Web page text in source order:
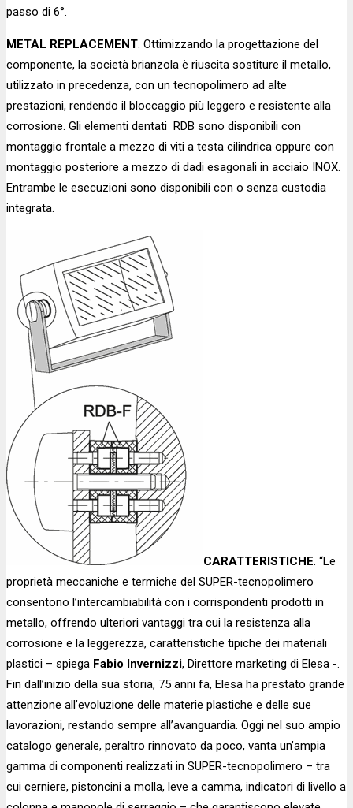
passo di 6°.
METAL REPLACEMENT. Ottimizzando la progettazione del
componente, la società brianzola è riuscita sostiture il metallo,
utilizzato in precedenza, con un tecnopolimero ad alte
prestazioni, rendendo il bloccaggio più leggero e resistente alla
corrosione. Gli elementi dentati RDB sono disponibili con
montaggio frontale a mezzo di viti a testa cilindrica oppure con
montaggio posteriore a mezzo di dadi esagonali in acciaio INOX.
Entrambe le esecuzioni sono disponibili con o senza custodia
integrata.
CARATTERISTICHE. “Le
proprietà meccaniche e termiche del SUPER-tecnopolimero
consentono l’intercambiabilità con i corrispondenti prodotti in
metallo, offrendo ulteriori vantaggi tra cui la resistenza alla
corrosione e la leggerezza, caratteristiche tipiche dei materiali
plastici – spiega Fabio Invernizzi, Direttore marketing di Elesa -.
Fin dall’inizio della sua storia, 75 anni fa, Elesa ha prestato grande
attenzione all’evoluzione delle materie plastiche e delle sue
lavorazioni, restando sempre all’avanguardia. Oggi nel suo ampio
catalogo generale, peraltro rinnovato da poco, vanta un’ampia
gamma di componenti realizzati in SUPER-tecnopolimero – tra
cui cerniere, pistoncini a molla, leve a camma, indicatori di livello a